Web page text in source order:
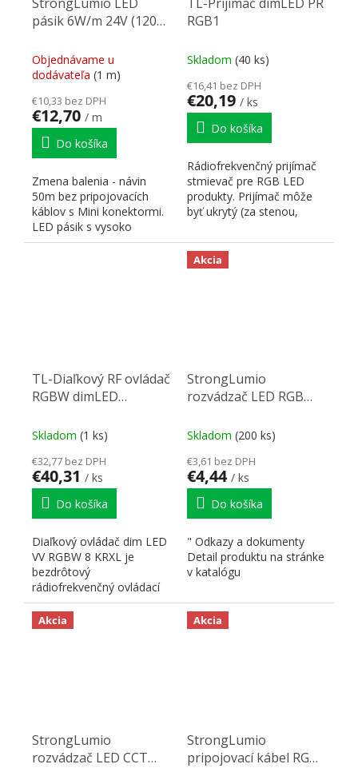
pásik 6W/m 24V (120
biela teplá (5 let
záruka)
Objednávame u
dodávateľa (1 m)
€10,33 bez DPH
€12,70 / m
Do košíka
Zmena balenia - návin
50m bez pripojovacích
káblov s Mini konektormi.
LED pásik s vysoko
akostnými
RGB1
Skladom (40 ks)
€16,41 bez DPH
€20,19 / ks
Do košíka
Rádiofrekvenčný prijímač
stmievač pre RGB LED
produkty. Prijímač môže
byť ukrytý (za stenou,
TL-Diaľkový RF ovládač
RGBW dimLED
Skladom (1 ks)
€32,77 bez DPH
€40,31 / ks
Do košíka
Diaľkový ovládač dim LED
VV RGBW 8 KRXL je
bezdrôtový
rádiofrekvenčný ovládací
systém, jedného ovládača
a niekoľko...
Akcia
StrongLumio
rozvádzač LED RGB
Skladom (200 ks)
€3,61 bez DPH
€4,44 / ks
Do košíka
" Odkazy a dokumenty
Detail produktu na stránke
v katalógu
Akcia
StrongLumio
rozvádzač LED CCT
Akcia
StrongLumio
pripojovací kábel RGB